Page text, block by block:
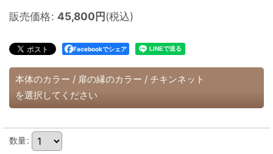
販売価格: 45,800円(税込)
Facebookでシェア
本体のカラー / 扉の縁のカラー / チキンネット
を選択してください
数量: